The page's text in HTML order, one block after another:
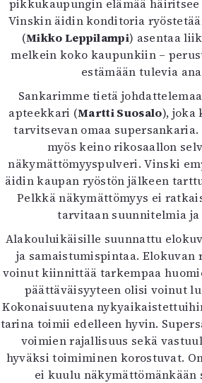
pikkukaupungin elämää häiritsee
Vinskin äidin konditoria
(Mikko Leppilampi) asentaa
melkein koko kaupunkiin –
estämään tulevia
Sankarimme tietä
apteekkari (Martti Suosalo), joka
tarvitsevan omaa
myös keino rikosaallon
näkymättömyyspulveri. Vinski
äidin kaupan ryöstön jälkeen
Pelkkä näkymättömyys ei
tarvitaan suunnitelmia ja
Alakouluikäisille suunnattu
ja samaistumispintaa.
voinut kiinnittää tarkempaa
päättäväisyyteen olisi voinut
Kokonaisuutena
tarina toimii edelleen hyvin.
voimien rajallisuus sekä
hyväksi toimiminen korostuvat.
ei kuulu näkymättömänkään